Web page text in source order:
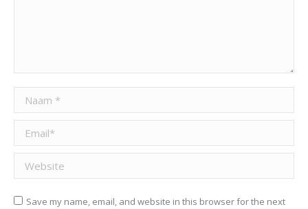
Naam *
Email *
Website
Save my name, email, and website in this browser for the next